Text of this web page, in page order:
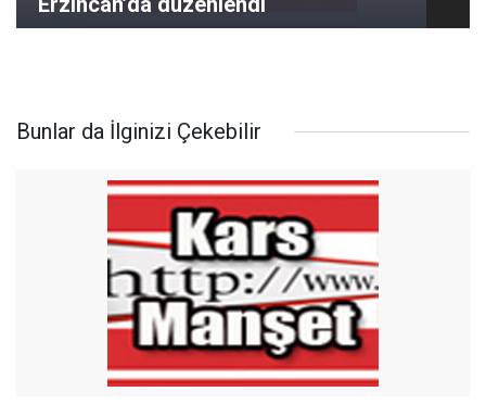
Bunlar da İlginizi Çekebilir